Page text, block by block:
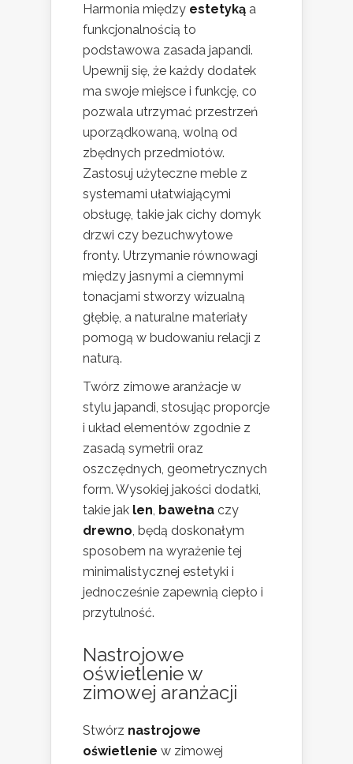
Harmonia między estetyką a
funkcjonalnością to
podstawowa zasada japandi.
Upewnij się, że każdy dodatek
ma swoje miejsce i funkcję, co
pozwala utrzymać przestrzeń
uporządkowaną, wolną od
zbędnych przedmiotów.
Zastosuj użyteczne meble z
systemami ułatwiającymi
obsługę, takie jak cichy domyk
drzwi czy bezuchwytowe
fronty. Utrzymanie równowagi
między jasnymi a ciemnymi
tonacjami stworzy wizualną
głębię, a naturalne materiały
pomogą w budowaniu relacji z
naturą.
Twórz zimowe aranżacje w
stylu japandi, stosując proporcje
i układ elementów zgodnie z
zasadą symetrii oraz
oszczędnych, geometrycznych
form. Wysokiej jakości dodatki,
takie jak len, bawełna czy
drewno, będą doskonałym
sposobem na wyrażenie tej
minimalistycznej estetyki i
jednocześnie zapewnią ciepło i
przytulność.
Nastrojowe
oświetlenie w
zimowej aranżacji
Stwórz nastrojowe
oświetlenie w zimowej